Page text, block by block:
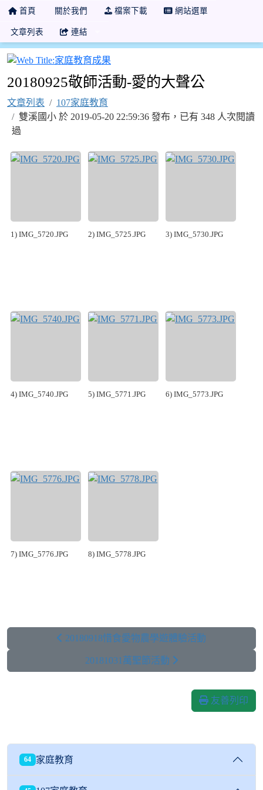
首頁 關於我們 檔案下載 網站選單
文章列表 連結
20180925敬師活動-愛的大聲公
文章列表
107家庭教育
雙溪國小 於 2019-05-20 22:59:36 發布，已有 348 人次閱讀
過
1) IMG_5720.JPG 2) IMG_5725.JPG 3) IMG_5730.JPG
4) IMG_5740.JPG 5) IMG_5771.JPG 6) IMG_5773.JPG
7) IMG_5776.JPG 8) IMG_5778.JPG
20180918惜食愛物農學遊體驗活動
20181031萬聖節活動
友善列印
64 家庭教育